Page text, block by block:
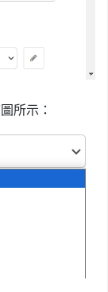
所示：